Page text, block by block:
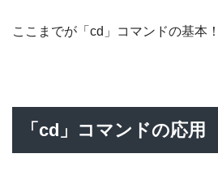
ここまでが「cd」コマンドの基本！
「cd」コマンドの応用